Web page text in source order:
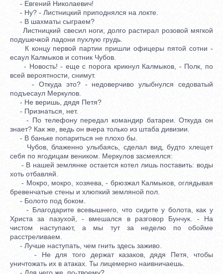
- Евгений Николаевич!
- Ну? - Листницкий приподнялся на локте.
- В шахматы сыграем?
Листницкий свесил ноги, долго растирал розовой мягкой
подушечкой ладони пухлую грудь.
К концу первой партии пришли офицеры пятой сотни -
есаул Калмыков и сотник Чубов.
- Новость! - еще с порога крикнул Калмыков, - Полк, по
всей вероятности, снимут.
- Откуда это? - недоверчиво улыбнулся седоватый
подъесаул Меркулов.
- Не веришь, дядя Петя?
- Признаться, нет.
- По телефону передал командир батареи. Откуда он
знает? Как же, ведь он вчера только из штаба дивизии.
- В баньке попариться не плохо бы.
Чубов, блаженно улыбаясь, сделал вид, будто хлещет
себя по ягодицам веником. Меркулов засмеялся:
- В нашей землянке остается котел лишь поставить: воды
хоть отбавляй.
- Мокро, мокро, хозяева, - брюзжал Калмыков, оглядывая
бревенчатые стены и хлюпкий земляной пол.
- Болото под боком.
- Благодарите всевышнего, что сидите у болота, как у
Христа за пазухой, - вмешался в разговор Бунчук. - На
чистом наступают, а мы тут за неделю по обойме
расстреливаем.
- Лучше наступать, чем гнить здесь заживо.
- Не для того держат казаков, дядя Петя, чтобы
уничтожать их в атаках. Ты лицемерно наивничаешь.
- Для чего же, по-твоему?